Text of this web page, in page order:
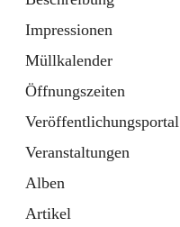
Impressionen
Müllkalender
Öffnungszeiten
Veröffentlichungsportal
Veranstaltungen
Alben
Artikel
Bürgerservice
10 Schnellzugriffe